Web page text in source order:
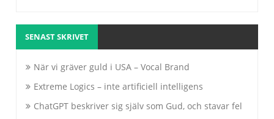
SENAST SKRIVET
När vi gräver guld i USA – Vocal Brand
Extreme Logics – inte artificiell intelligens
ChatGPT beskriver sig själv som Gud, och stavar fel